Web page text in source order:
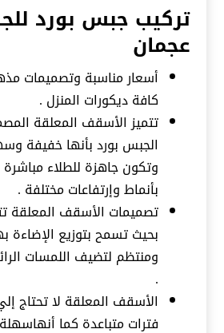
تركيب جبس بورد
عجمان
أسعار مناسبة وتصميمات
كافة ديكورات المنزل .
تتميز الأسقف المعلقة
الجبس بورد بأنها خفيفة
وتكون جاهزة للطلاء
بأنماط وإرتفاعات مختلفة .
تصميمات الأسقف المعلقة
بحيث تسمح بتوزيع الإضاءة
ومنتظم لتضيف اللمسات
.
الأسقف المعلقة لا تحتاج
فترات متباعدة كما